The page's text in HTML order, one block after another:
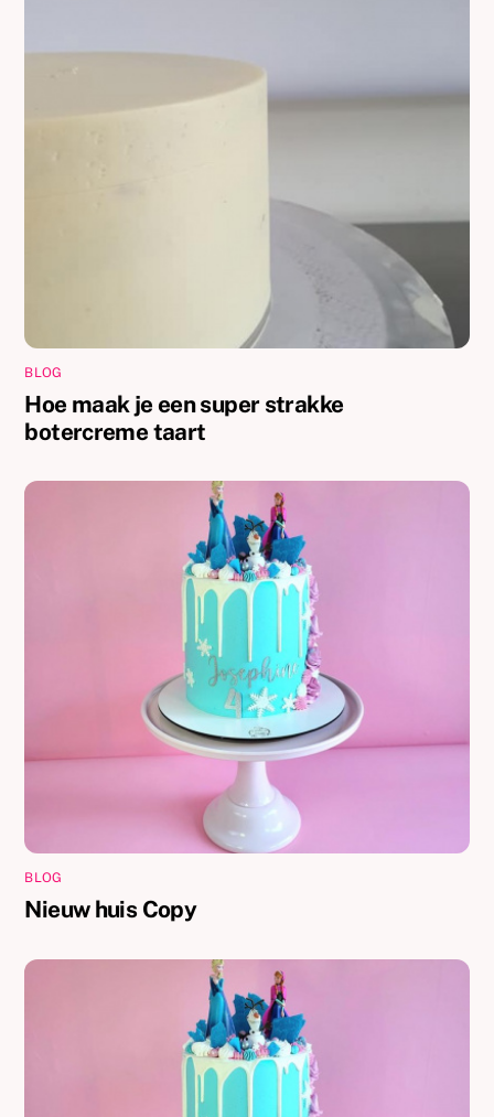
BLOG
Hoe maak je een super strakke
botercreme taart
BLOG
Nieuw huis Copy